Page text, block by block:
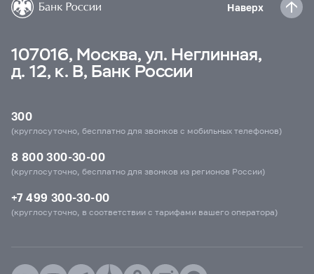
Наверх
107016, Москва, ул. Неглинная,
д. 12, к. В, Банк России
300
(круглосуточно, бесплатно для звонков с мобильных телефонов)
8 800 300-30-00
(круглосуточно, бесплатно для звонков из регионов России)
+7 499 300-30-00
(круглосуточно, в соответствии с тарифами вашего оператора)